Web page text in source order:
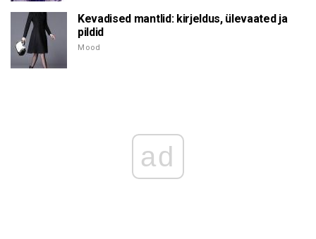
Kevadised mantlid: kirjeldus, ülevaated ja
pildid
Mood
ad